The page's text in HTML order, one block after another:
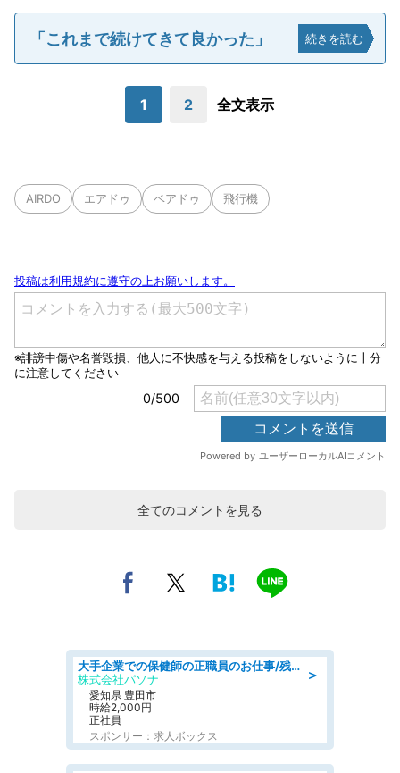
「これまで続けてきて良かった」 続きを読む
1 2 全文表示
AIRDO エアドゥ ベアドゥ 飛行機
全てのコメントを見る
＞
大手企業での保健師の正職員のお仕事/残業なし/要資格:保健師
株式会社パソナ
愛知県 豊田市
時給2,000円
正社員
スポンサー：求人ボックス